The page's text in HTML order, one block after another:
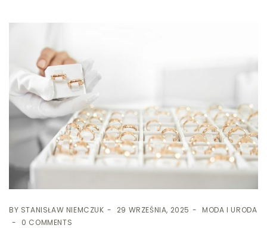
BY STANISŁAW NIEMCZUK 29 WRZEŚNIA, 2025
MODA I URODA
0 COMMENTS